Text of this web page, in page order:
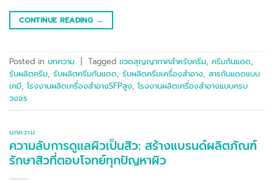
CONTINUE READING →
Posted in บทความ | Tagged ขวดสุญญากาศสำหรับครีม, ครีมกันแดด,
รับผลิตครีม, รับผลิตครีมกันแดด, รับผลิตครีมเครื่องสำอาง, สารกันแดดแบบ
เคมี, โรงงานผลิตเครื่องสำอางSFPสูง, โรงงานผลิตเครื่องสำอางแบบครบ
วงจร
บทความ
ความลับการดูแลผิวเป็นสิว: สร้างแบรนด์ผลิตภัณฑ์
รักษาสิวที่ตอบโจทย์ทุกปัญหาผิว